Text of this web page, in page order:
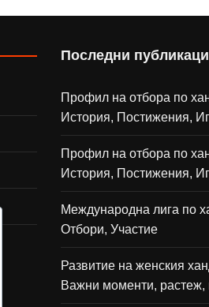
Последни
Профил на отбора по
История, Постижения,
Профил на отбора по
История, Постижения,
Международна лига по
Отбори, Участие
Развитие на женския
Важни моменти, растеж,